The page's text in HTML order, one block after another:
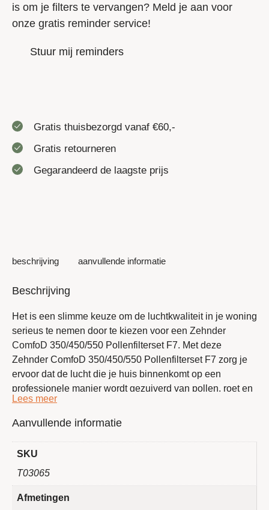
is om je filters te vervangen? Meld je aan voor
onze gratis reminder service!
Stuur mij reminders
Gratis thuisbezorgd vanaf €60,-
Gratis retourneren
Gegarandeerd de laagste prijs
beschrijving aanvullende informatie
Beschrijving
Het is een slimme keuze om de luchtkwaliteit in je woning
serieus te nemen door te kiezen voor een Zehnder
ComfoD 350/450/550 Pollenfilterset F7. Met deze
Zehnder ComfoD 350/450/550 Pollenfilterset F7 zorg je
ervoor dat de lucht die je huis binnenkomt op een
professionele manier wordt gezuiverd van pollen, roet en
fijnstofdeeltjes. Je zult direct een verschil merken in het
binnenklimaat, zeker als je gevoelig bent voor allergieën
classificatie voor een veel fijnere filtering van de
luchtstroom.
De werking van je ventilatiesysteem blijft optimaal
Aanvullende informatie
SKU
T03065
Afmetingen